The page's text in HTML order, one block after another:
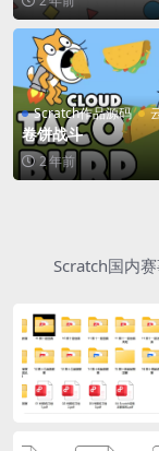
Scratch作品源码
卷饼战斗
2 年前
Scratch国内